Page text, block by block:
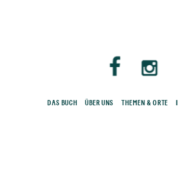
DAS BUCH ÜBER UNS THEMEN & ORTE